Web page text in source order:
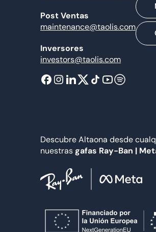
Post Ventas
maintenance@taolis.com
Inversores
investors@taolis.com
Descubre Altaona desde
nuestrasgafas Ray-Ban |